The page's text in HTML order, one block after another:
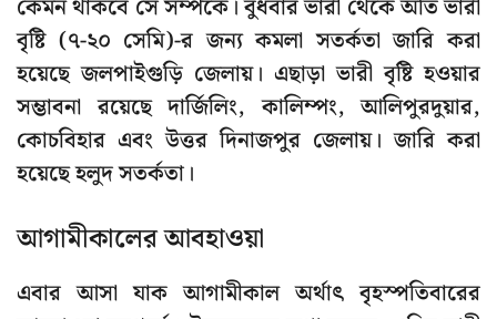
কেমন থাকবে সে সম্পর্কে। বুধবার ভারী থেকে অতি ভারী
বৃষ্টি (৭-২০ সেমি)-র জন্য কমলা সতর্কতা জারি করা
হয়েছে জলপাইগুড়ি জেলায়। এছাড়া ভারী বৃষ্টি হওয়ার
সম্ভাবনা রয়েছে দার্জিলিং, কালিম্পং, আলিপুরদুয়ার,
কোচবিহার এবং উত্তর দিনাজপুর জেলায়। জারি করা
হয়েছে হলুদ সতর্কতা।
আগামীকালের আবহাওয়া
এবার আসা যাক আগামীকাল অর্থাৎ বৃহস্পতিবারের